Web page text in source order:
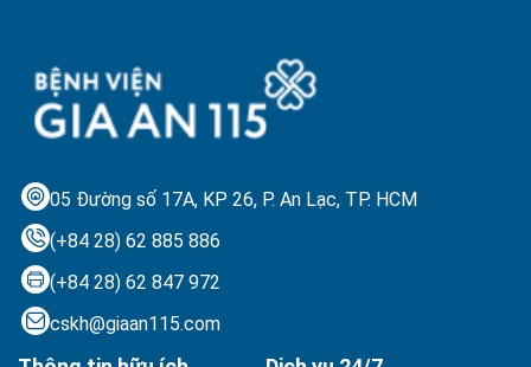
05 Đường số 17A, KP 26, P. An Lạc, TP. HCM
(+84 28) 62 885 886
(+84 28) 62 847 972
cskh@giaan115.com